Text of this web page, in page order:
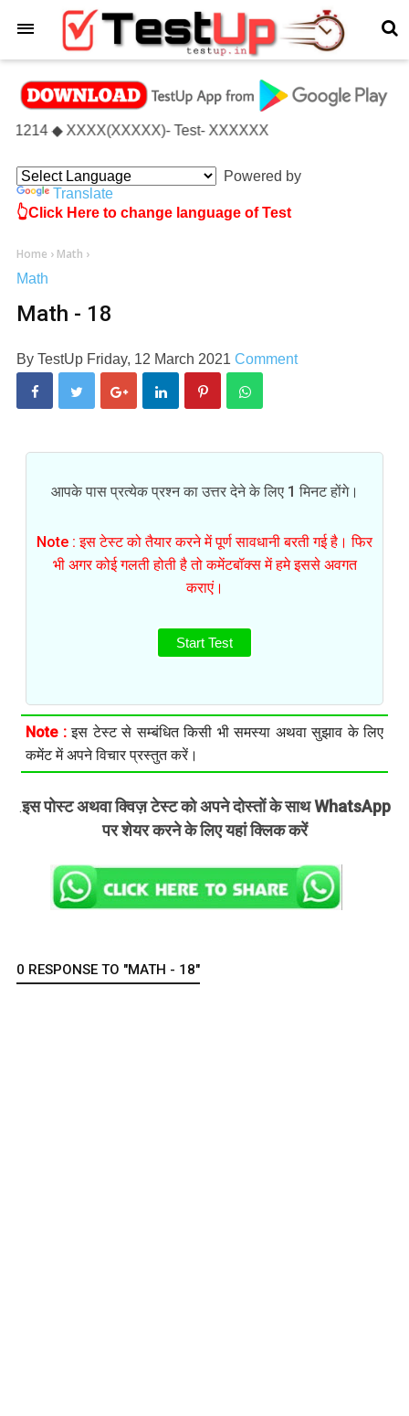
◆ XXXX(XXXXX)- Test- XXXXXX
Powered by
Translate
👆Click Here to change language of Test
Home › Math ›
Math
Math - 18
By TestUp Friday, 12 March 2021 Comment
आपके पास प्रत्येक प्रश्न का उत्तर देने के लिए 1 मिनट होंगे।
Note : इस टेस्ट को तैयार करने में पूर्ण सावधानी बरती गई है। फिर
भी अगर कोई गलती होती है तो कमेंटबॉक्स में हमे इससे अवगत
कराएं।
Start Test
Note :इस टेस्ट से सम्बंधित किसी भी समस्या अथवा सुझाव के लिए
कमेंट में अपने विचार प्रस्तुत करें।
.इस पोस्ट अथवा क्विज़ टेस्ट को अपने दोस्तों के साथ WhatsApp
पर शेयर करने के लिए यहां क्लिक करें
0 RESPONSE TO "MATH - 18"